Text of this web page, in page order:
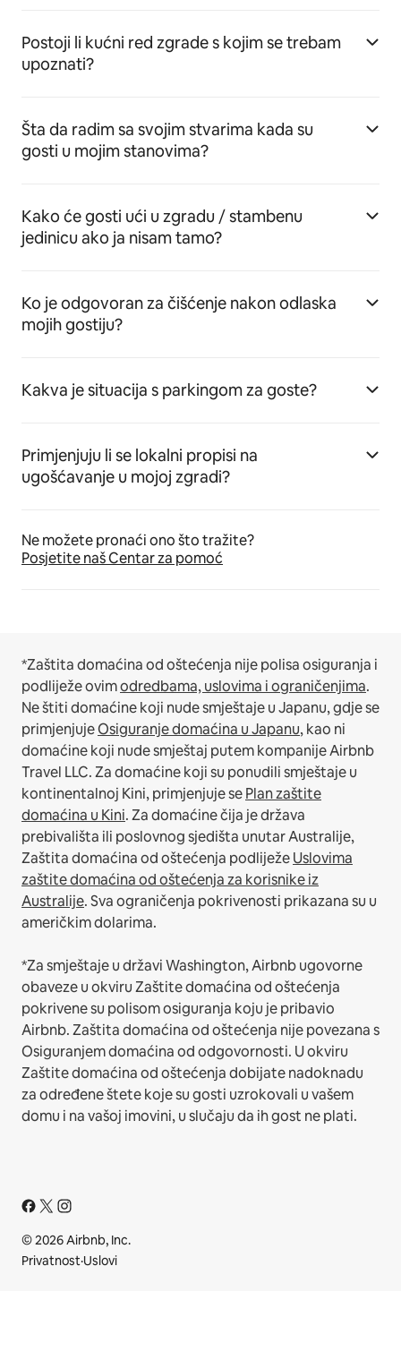
Postoji li kućni red zgrade s kojim se trebam
upoznati?
Šta da radim sa svojim stvarima kada su
gosti u mojim stanovima?
Kako će gosti ući u zgradu / stambenu
jedinicu ako ja nisam tamo?
Ko je odgovoran za čišćenje nakon odlaska
mojih gostiju?
Kakva je situacija s parkingom za goste?
Primjenjuju li se lokalni propisi na
ugošćavanje u mojoj zgradi?
Ne možete pronaći ono što tražite?
Posjetite naš Centar za pomoć
*Zaštita domaćina od oštećenja nije polisa osiguranja i
podliježe ovimodredbama, uslovima i ograničenjima.
Ne štiti domaćine koji nude smještaje u Japanu, gdje se
primjenjujeOsiguranje domaćina u Japanu, kao ni
domaćine koji nude smještaj putem kompanije Airbnb
Travel LLC.Za domaćine koji su ponudili smještaje u
kontinentalnoj Kini, primjenjuje sePlan zaštite
domaćina u Kini.Za domaćine čija je država
prebivališta ili poslovnog sjedišta unutar Australije,
Zaštita domaćina od oštećenja podliježeUslovima
zaštite domaćina od oštećenja za korisnike iz
Australije. Sva ograničenja pokrivenosti prikazana su u
američkim dolarima.
*Za smještaje u državi Washington, Airbnb ugovorne
obaveze u okviru Zaštite domaćina od oštećenja
pokrivene su polisom osiguranja koju je pribavio
Airbnb. Zaštita domaćina od oštećenja nije povezana s
Osiguranjem domaćina od odgovornosti. U okviru
Zaštite domaćina od oštećenja dobijate nadoknadu
za određene štete koje su gosti uzrokovali u vašem
domu i na vašoj imovini, u slučaju da ih gost ne plati.
© 2026 Airbnb, Inc.
Privatnost·Uslovi